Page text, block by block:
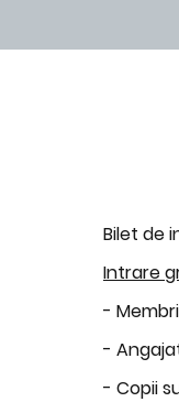
Bilet de
Intrare
-
-
- Copii